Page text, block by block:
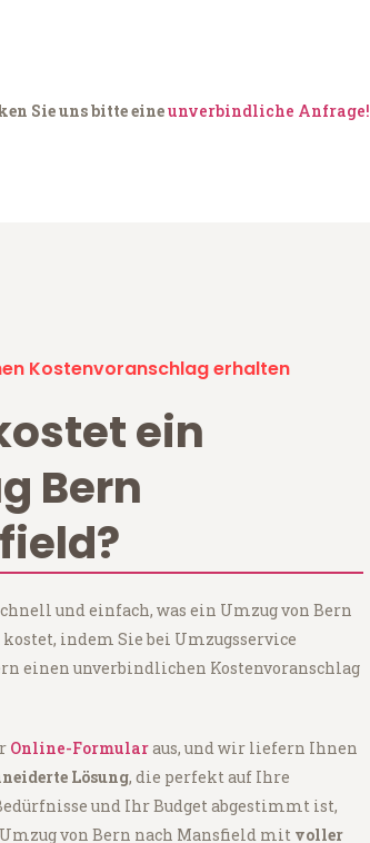
Sie uns bitte eineunverbindliche Anfrage!
Kostenvoranschlag erhalten
ein
Bern
und einfach, was ein Umzug von Bern
indem Sie bei Umzugsservice
einen unverbindlichen Kostenvoranschlag
Online-Formularaus, und wir liefern Ihnen
Lösung, die perfekt auf Ihre
und Ihr Budget abgestimmt ist,
von Bern nach Mansfield mit voller